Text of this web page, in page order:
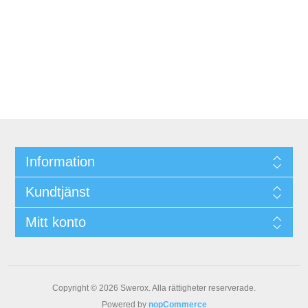
Information
Kundtjänst
Mitt konto
Copyright © 2026 Swerox. Alla rättigheter reserverade.
Powered by nopCommerce